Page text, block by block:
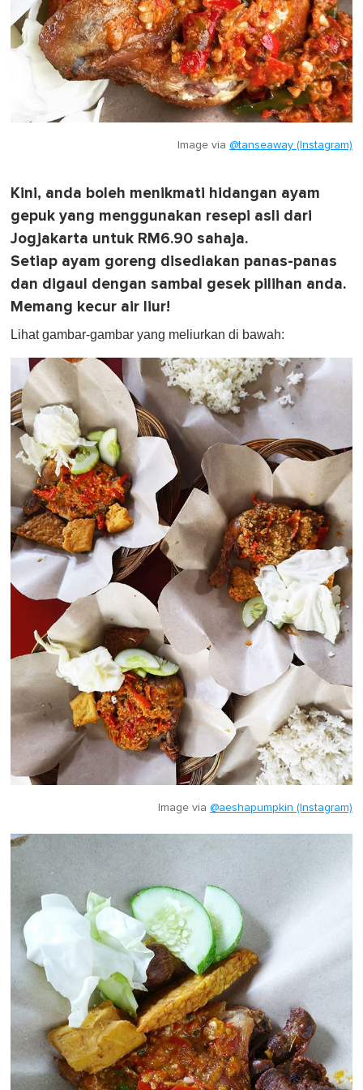
Image via @tanseaway (Instagram)
Kini, anda boleh menikmati hidangan ayam
gepuk yang menggunakan resepi asli dari
Jogjakarta untuk RM6.90 sahaja.
Setiap ayam goreng disediakan panas-panas
dan digaul dengan sambal gesek pilihan anda.
Memang kecur air liur!
Lihat gambar-gambar yang meliurkan di bawah:
Image via @aeshapumpkin (Instagram)